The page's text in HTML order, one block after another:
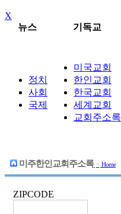
X
뉴스
기독교
정치
사회
국제
미국교회
한인교회
한국교회
세계교회
교회주소록
미주한인교회주소록 > Home
ZIPCODE